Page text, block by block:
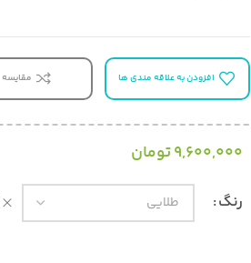
افزودن به علاقه مندی ها مقایسه
9,600,000تومان
رنگ